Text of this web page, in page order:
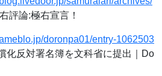
評論:極右宣言！
doronpa01/entry-1062503
化反対署名簿を文科省に提出｜Do